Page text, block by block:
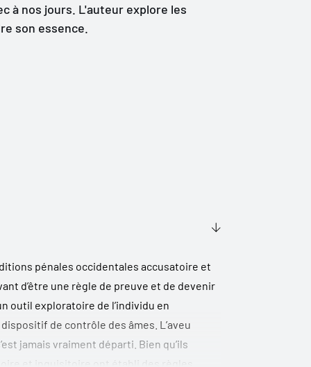
à nos jours. L'auteur explore les
son essence.
pénales occidentales accusatoire et
d’être une règle de preuve et de devenir
outil exploratoire de l’individu en
de contrôle des âmes. L’aveu
jamais vraiment départi. Bien qu’ils